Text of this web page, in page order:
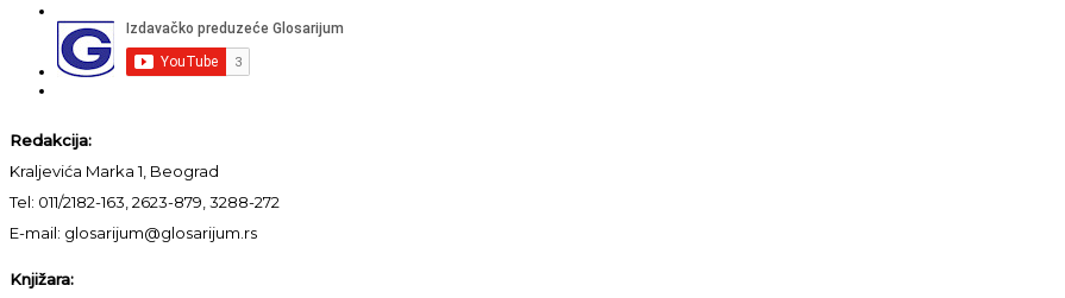
Redakcija:
Kraljevića Marka 1, Beograd
Tel: 011/2182-163, 2623-879, 3288-272
E-mail: glosarijum@glosarijum.rs
Knjižara: